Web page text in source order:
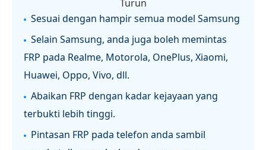
Turun
Sesuai dengan hampir semua model Samsung
Selain Samsung, anda juga boleh memintas
FRP pada Realme, Motorola, OnePlus, Xiaomi,
Huawei, Oppo, Vivo, dll.
Abaikan FRP dengan kadar kejayaan yang
terbukti lebih tinggi.
Pintasan FRP pada telefon anda sambil